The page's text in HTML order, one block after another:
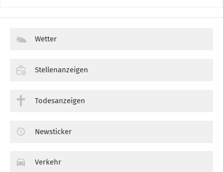
Wetter
Stellenanzeigen
Todesanzeigen
Newsticker
Verkehr